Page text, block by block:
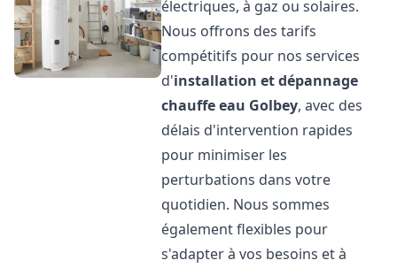
électriques, à gaz ou solaires.
Nous offrons des tarifs
compétitifs pour nos services
d'installation et dépannage
chauffe eau Golbey, avec des
délais d'intervention rapides
pour minimiser les
perturbations dans votre
quotidien. Nous sommes
également flexibles pour
s'adapter à vos besoins et à